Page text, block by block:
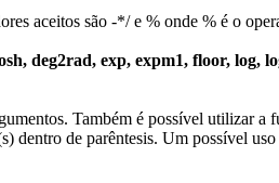
aceitos são -*/ e % onde % é o
deg2rad, exp, expm1, floor,
Também é possível utilizar a
dentro de parêntesis. Um possível